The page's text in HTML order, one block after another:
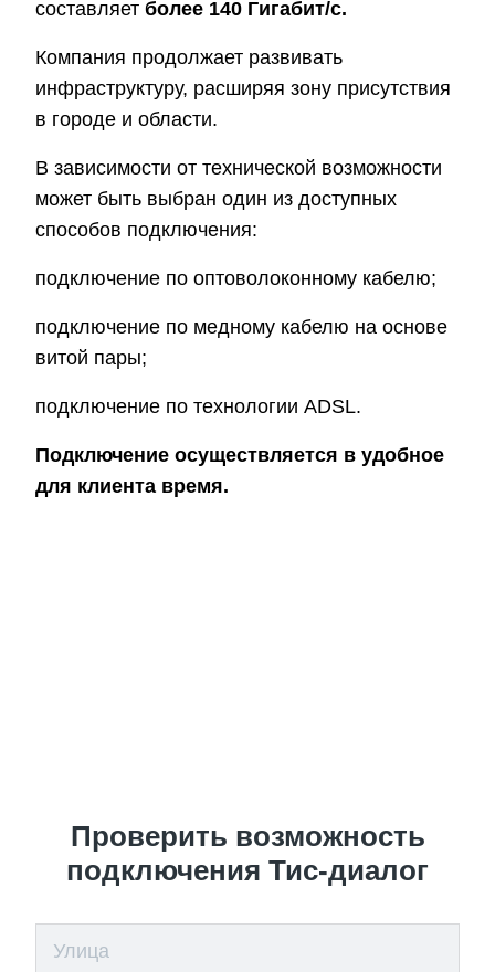
составляет более 140 Гигабит/c.
Компания продолжает развивать
инфраструктуру, расширяя зону присутствия
в городе и области.
В зависимости от технической возможности
может быть выбран один из доступных
способов подключения:
подключение по оптоволоконному кабелю;
подключение по медному кабелю на основе
витой пары;
подключение по технологии ADSL.
Подключение осуществляется в удобное
для клиента время.
Проверить возможность
подключения Тис-диалог